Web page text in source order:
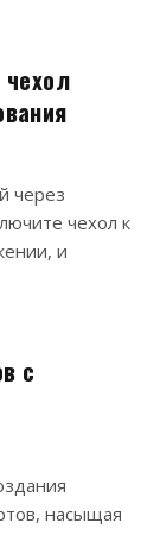
через
чехол к
и
с
насыщая